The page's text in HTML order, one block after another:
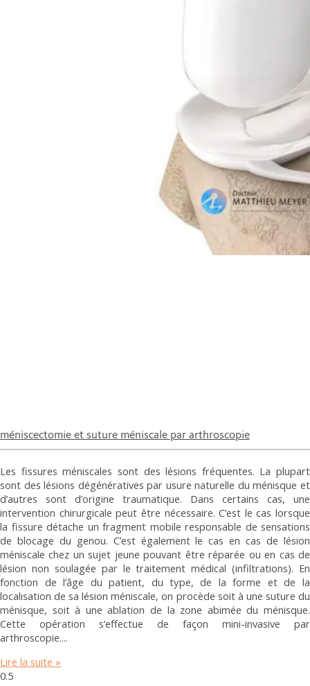
méniscectomie et suture méniscale par arthroscopie
Les fissures méniscales sont des lésions fréquentes. La plupart
sont des lésions dégénératives par usure naturelle du ménisque et
d’autres sont d’origine traumatique. Dans certains cas, une
intervention chirurgicale peut être nécessaire. C’est le cas lorsque
la fissure détache un fragment mobile responsable de sensations
de blocage du genou. C’est également le cas en cas de lésion
méniscale chez un sujet jeune pouvant être réparée ou en cas de
lésion non soulagée par le traitement médical (infiltrations). En
fonction de l’âge du patient, du type, de la forme et de la
localisation de sa lésion méniscale, on procède soit à une suture du
ménisque, soit à une ablation de la zone abimée du ménisque.
Cette opération s’effectue de façon mini-invasive par
arthroscopie.
Lire la suite »